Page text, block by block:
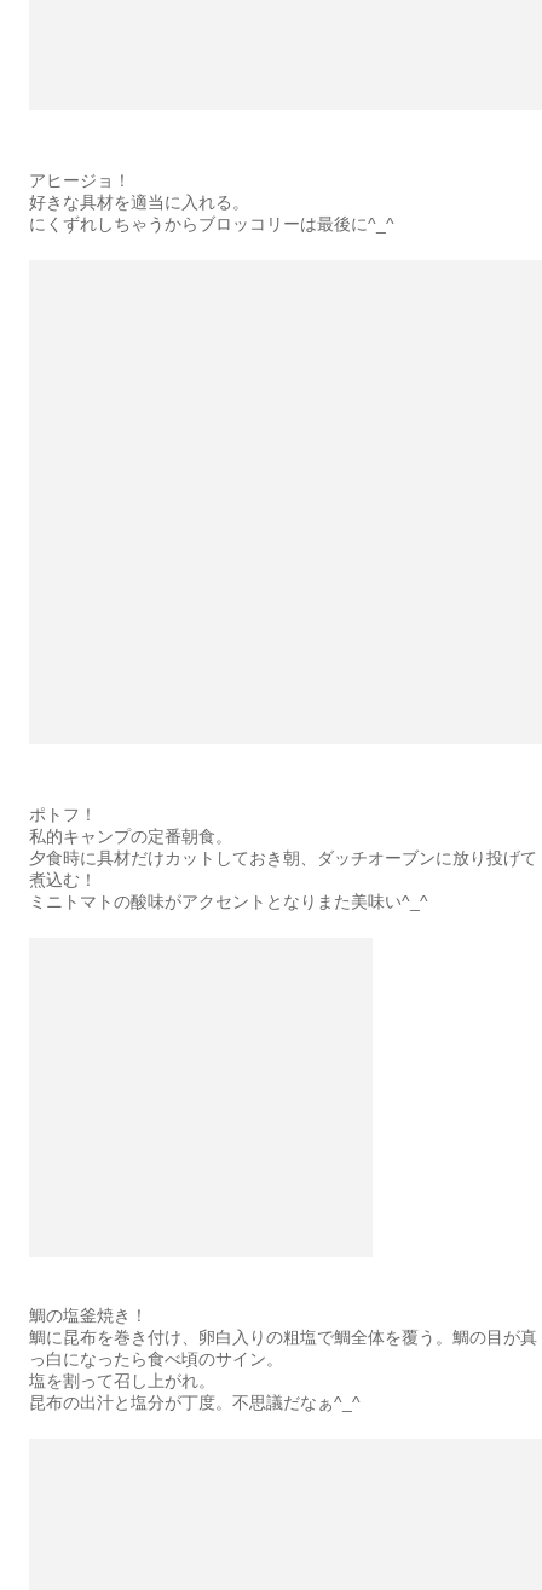
アヒージョ！
好きな具材を適当に入れる。
にくずれしちゃうからブロッコリーは最後に^_^
ポトフ！
私的キャンプの定番朝食。
夕食時に具材だけカットしておき朝、ダッチオーブンに放り投げて
煮込む！
ミニトマトの酸味がアクセントとなりまた美味い^_^
鯛の塩釜焼き！
鯛に昆布を巻き付け、卵白入りの粗塩で鯛全体を覆う。鯛の目が真
っ白になったら食べ頃のサイン。
塩を割って召し上がれ。
昆布の出汁と塩分が丁度。不思議だなぁ^_^